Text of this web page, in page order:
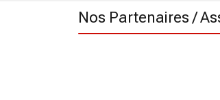
Nos Partenaires /